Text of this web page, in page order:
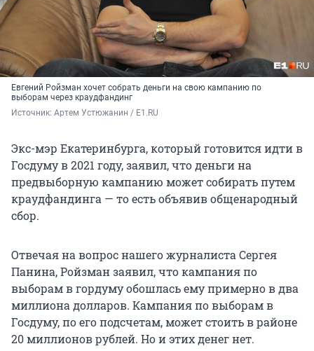
Евгений Ройзман хочет собрать деньги на свою кампанию по
выборам через краудфандинг
Источник: Артем Устюжанин / E1.RU
Экс-мэр Екатеринбурга, который готовится идти в
Госдуму в 2021 году, заявил, что деньги на
предвыборную кампанию может собирать путем
краудфандинга — то есть объявив общенародный
сбор.
Отвечая на вопрос нашего журналиста Сергея
Панина, Ройзман заявил, что кампания по
выборам в гордуму обошлась ему примерно в два
миллиона долларов. Кампания по выборам в
Госдуму, по его подсчетам, может стоить в районе
20 миллионов рублей. Но и этих денег нет.